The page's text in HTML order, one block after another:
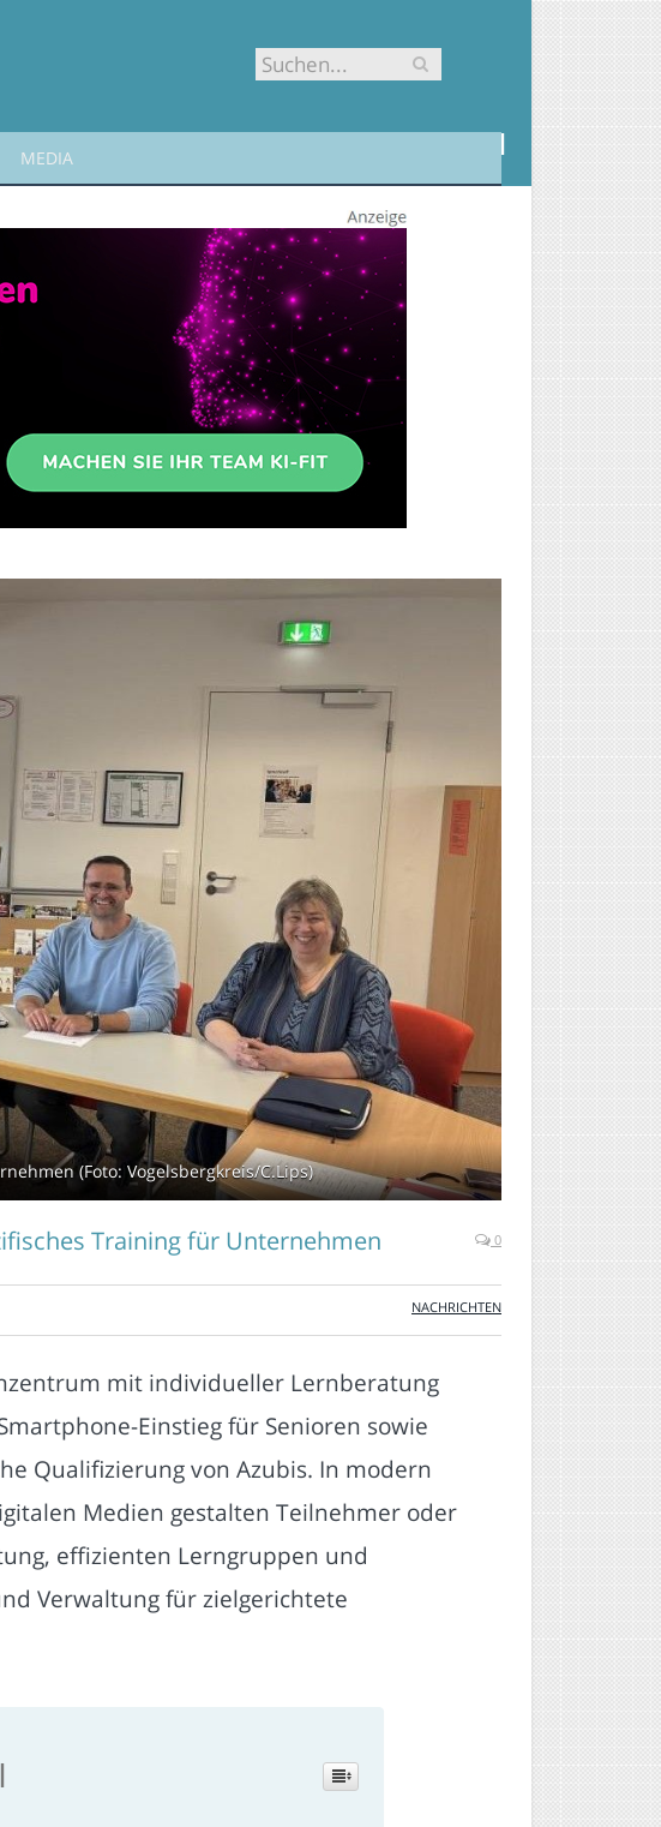
MEDIA
(Foto: Vogelsbergkreis/C.Lips)
Training für Unternehmen 0
NACHRICHTEN
mit individueller Lernberatung
Einstieg für Senioren sowie
Qualifizierung von Azubis. In modern
Medien gestalten Teilnehmer oder
effizienten Lerngruppen und
Verwaltung für zielgerichtete